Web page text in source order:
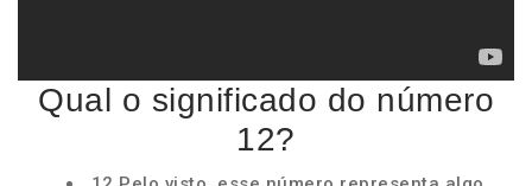
Qual o significado do número
12?